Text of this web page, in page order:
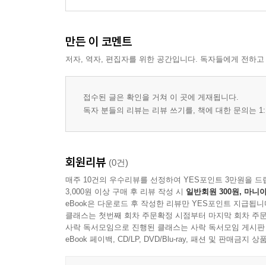
1. 자기 경험 서사의 해석 소통을 통한 세계 재인식
2. 창작 경험 후기 쓰기를 통한 자기와 세계의 전망
제4장 경험 서사 창작 교육의 실천적 전제 153
제1절 경험 서사 창작 영역의 위상 정립 156
제4절 창작 교사의 역할과 학습자와의 관계 179
제5장 경험 서사 창작 교육의 교수·학습 방법 187
제1절 세계 경험의 주체적 관심 형성 198
1. 기억과 기대를 통해 자기 경험 떠올리기
2. 마인드맵을 통해 관계적 경험 발견하기
만든 이 코멘트
저자, 역자, 편집자를 위한 공간입니다. 독자들에게 전하
접수된 글은 확인을 거쳐 이 곳에 게재됩니다.
독자 분들의 리뷰는 리뷰 쓰기를, 책에 대한 문의는
회원리뷰 (0건)
매주 10건의 우수리뷰를 선정하여 YES포인트 3만원을 드
3,000원 이상 구매 후 리뷰 작성 시 일반회원 300원, 마니
eBook은 다운로드 후 작성한 리뷰만 YES포인트 지급됩니
클래스는 첫번째 회차 주문확정 시점부터 마지막 회차 주
사락 독서모임으로 진행된 클래스는 사락 독서모임 게시
eBook 페이백, CD/LP, DVD/Blu-ray, 패션 및 판매금지 상